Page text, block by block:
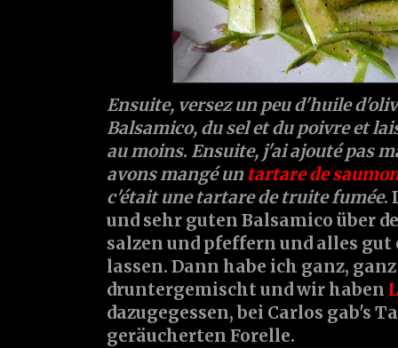
Ensuite, versez un peu d'huile
Balsamico, du sel et du poivre et
au moins. Ensuite, j'ai ajouté pas
avons mangé un tartare de
c'était une tartare de truite fumée.
und sehr guten Balsamico über
salzen und pfeffern und alles gut
lassen. Dann habe ich ganz,
druntergemischt und wir haben
dazugegessen, bei Carlos gab's
geräucherten Forelle.